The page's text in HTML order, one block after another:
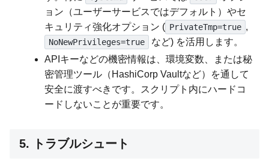
ョン（ユーザーサービスではデフォルト）やセ
キュリティ強化オプション ( PrivateTmp=true ,
NoNewPrivileges=true
など) を活用します。
APIキーなどの機密情報は、環境変数、または秘
密管理ツール（HashiCorp Vaultなど）を通して
安全に渡すべきです。スクリプト内にハードコ
ードしないことが重要です。
5. トラブルシュート